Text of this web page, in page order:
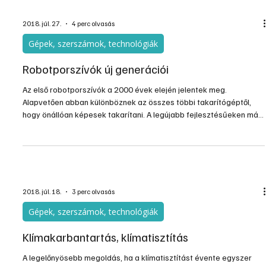
2018. júl. 27. 4 perc olvasás
Gépek, szerszámok, technológiák
Robotporszívók új generációi
Az első robotporszívók a 2000 évek elején jelentek meg.
Alapvetően abban különböznek az összes többi takarítógéptől,
hogy önállóan képesek takarítani. A legújabb fejlesztésűeken már
2018. júl. 18. 3 perc olvasás
Gépek, szerszámok, technológiák
Klímakarbantartás, klímatisztítás
A legelőnyösebb megoldás, ha a klímatisztítást évente egyszer